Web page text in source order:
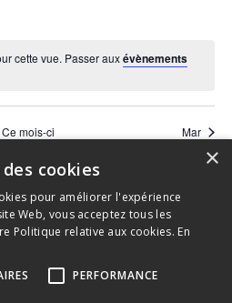
cette vue. Passer auxévènements
Ce mois-ci Mar
au calendrier
×
cookies
pour améliorer l'expérience
Web, vous acceptez tous les
Politique relative aux cookies. En
PERFORMANCE